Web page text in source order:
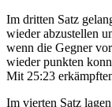
Im dritten Satz
wieder abzustellen
wenn die Gegner
wieder punkten
Mit 25:23
Im vierten Satz